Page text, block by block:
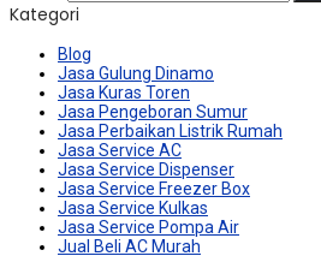
Kategori
Blog
Jasa Gulung Dinamo
Jasa Kuras Toren
Jasa Pengeboran Sumur
Jasa Perbaikan Listrik Rumah
Jasa Service AC
Jasa Service Dispenser
Jasa Service Freezer Box
Jasa Service Kulkas
Jasa Service Pompa Air
Jual Beli AC Murah